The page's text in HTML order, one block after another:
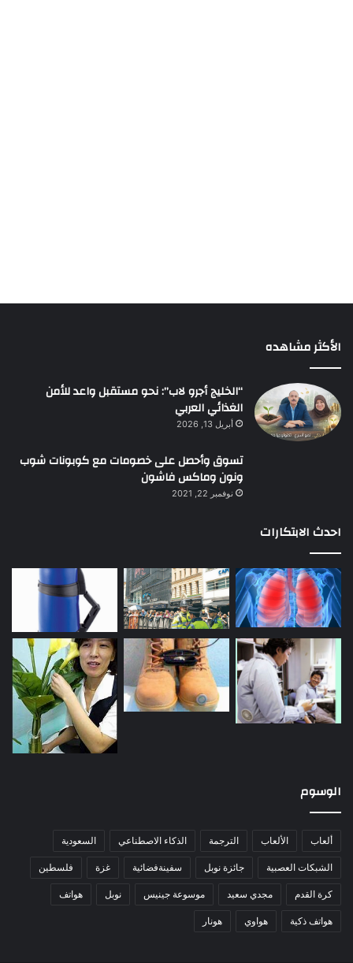
الأكثر مشاهده
“الخليج أجرو لاب”: نحو مستقبل واعد للأمن
الغذائي العربي
أبريل 13, 2026
تسوق وأحصل على خصومات مع كوبونات شوب
ونون وماكس فاشون
نوفمبر 22, 2021
احدث الابتكارات
الوسوم
ألعاب الألعاب الترجمة الذكاء الاصطناعي السعودية
الشبكات العصبية جائزة نوبل سفينةفضائية غزة فلسطين
كرة القدم مجدي سعيد موسوعة جينيس نوبل هواتف
هواتف ذكية هواوي هونار